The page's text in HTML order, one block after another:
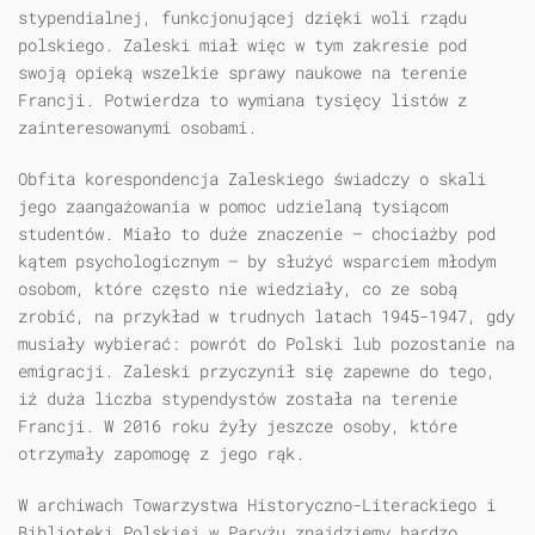
stypendialnej, funkcjonującej dzięki woli rządu
polskiego. Zaleski miał więc w tym zakresie pod
swoją opieką wszelkie sprawy naukowe na terenie
Francji. Potwierdza to wymiana tysięcy listów z
zainteresowanymi osobami.
Obfita korespondencja Zaleskiego świadczy o skali
jego zaangażowania w pomoc udzielaną tysiącom
studentów. Miało to duże znaczenie — chociażby pod
kątem psychologicznym — by służyć wsparciem młodym
osobom, które często nie wiedziały, co ze sobą
zrobić, na przykład w trudnych latach 1945-1947, gdy
musiały wybierać: powrót do Polski lub pozostanie na
emigracji. Zaleski przyczynił się zapewne do tego,
iż duża liczba stypendystów została na terenie
Francji. W 2016 roku żyły jeszcze osoby, które
otrzymały zapomogę z jego rąk.
W archiwach Towarzystwa Historyczno-Literackiego i